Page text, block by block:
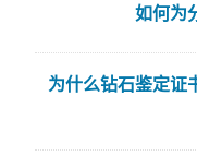
如何为
为什么钻石鉴定证